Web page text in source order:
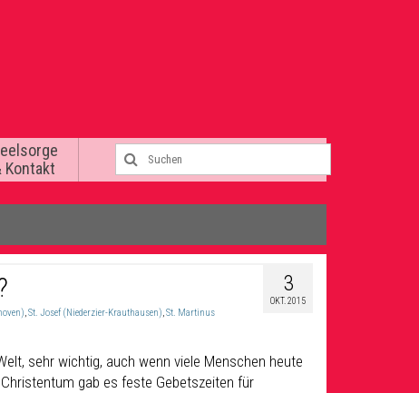
Kontakt
3
OKT. 2015
,St. Josef (Niederzier-Krauthausen),St. Martinus
sehr wichtig, auch wenn viele Menschen heute
gab es feste Gebetszeiten für